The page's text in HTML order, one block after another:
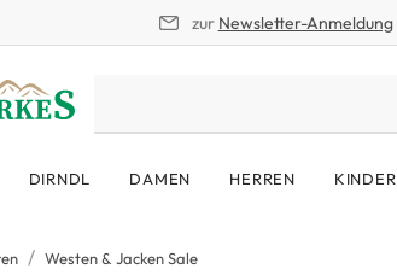
zur Newsletter-Anmeldung
DIRNDL DAMEN HERREN KINDER
/ Westen & Jacken Sale